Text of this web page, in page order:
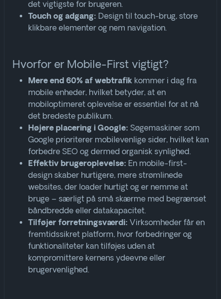
det vigtigste for brugeren.
Touch og adgang: Design til touch-brug, store
klikbare elementer og nem navigation.
Hvorfor er Mobile-First vigtigt?
Mere end 60% af webtrafik kommer i dag fra
mobile enheder, hvilket betyder, at en
mobiloptimeret oplevelse er essentiel for at nå
det bredeste publikum.
Højere placering i Google: Søgemaskiner som
Google prioriterer mobilevenlige sider, hvilket kan
forbedre SEO og dermed organisk synlighed.
Effektiv brugeroplevelse: En mobile-first-
design skaber hurtigere, mere strømlinede
websites, der loader hurtigt og er nemme at
bruge – særligt på små skærme med begrænset
båndbredde eller datakapacitet.
Tilføjer forretningsværdi: Virksomheder får en
fremtidssikret platform, hvor forbedringer og
funktionaliteter kan tilføjes uden at
kompromittere kernens ydeevne eller
brugervenlighed.